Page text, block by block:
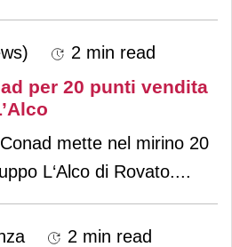
2 min read
per 20 punti vendita
mette nel mirino 20
L‘Alco di Rovato....
2 min read